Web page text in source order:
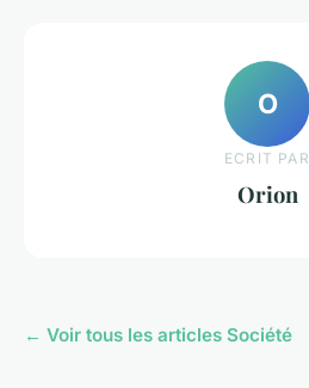
O
ECRIT PAR
Orion
← Voir tous les articles Société